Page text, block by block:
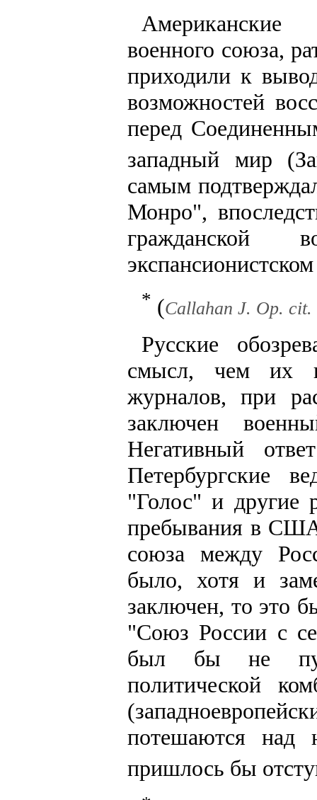
Американские
военного союза,
приходили к
возможностей
перед
западный мир
самым
Монро",
* (Callahan J. Op. cit.
Русские
смысл, чем их
журналов, при
заключен
Негативный
Петербургские
"Голос" и другие
пребывания в США
союза между
было, хотя и
заключен, то это
"Союз России с
был бы не
политической
потешаются над
пришлось бы